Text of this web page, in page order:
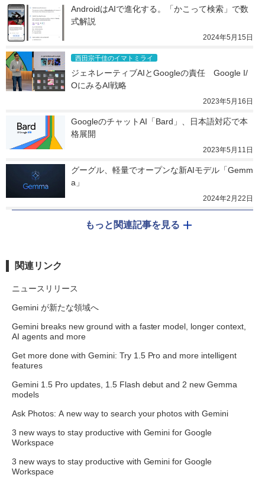
AndroidはAIで進化する。「かこって検索」で数
式解説
2024年5月15日
西田宗千佳のイマトミライ
ジェネレーティブAIとGoogleの責任　Google I/
OにみるAI戦略
2023年5月16日
GoogleのチャットAI「Bard」、日本語対応で本
格展開
2023年5月11日
グーグル、軽量でオープンな新AIモデル「Gemm
a」
2024年2月22日
もっと関連記事を見る
関連リンク
ニュースリリース
Gemini が新たな領域へ
Gemini breaks new ground with a faster model, longer context,
AI agents and more
Get more done with Gemini: Try 1.5 Pro and more intelligent
features
Gemini 1.5 Pro updates, 1.5 Flash debut and 2 new Gemma
models
Ask Photos: A new way to search your photos with Gemini
3 new ways to stay productive with Gemini for Google
Workspace
3 new ways to stay productive with Gemini for Google
Workspace